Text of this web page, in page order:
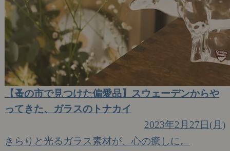
【蚤の市で見つけた偏愛品】スウェーデンからや
ってきた、ガラスのトナカイ
2023年2月27日(月)
きらりと光るガラス素材が、心の癒しに。